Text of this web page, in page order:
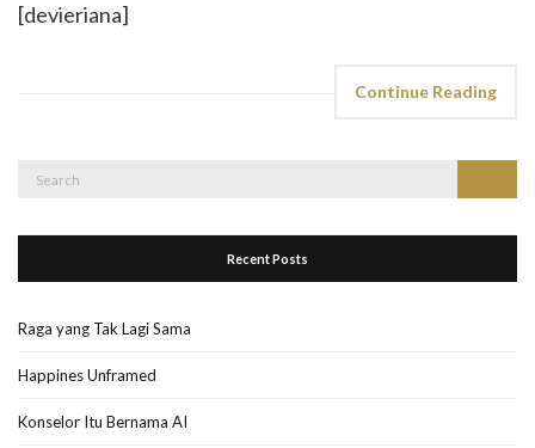
[devieriana]
Continue Reading
Recent Posts
Raga yang Tak Lagi Sama
Happines Unframed
Konselor Itu Bernama AI